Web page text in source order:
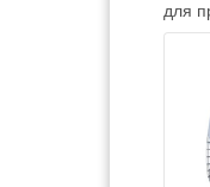
для